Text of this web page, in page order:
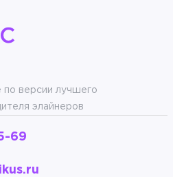
по версии лучшего
элайнеров
69